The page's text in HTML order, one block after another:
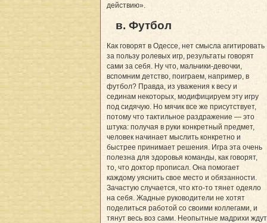
действию».
в. Футбол
Как говорят в Одессе, нет смысла агитировать
за пользу ролевых игр, результаты говорят
сами за себя. Ну что, мальчики-девочки,
вспомним детство, поиграем, например, в
футбол? Правда, из уважения к весу и
сединам некоторых, модифицируем эту игру
под сидячую. Но мячик все же присутствует,
потому что тактильное раздражение — это
штука: получая в руки конкретный предмет,
человек начинает мыслить конкретно и
быстрее принимает решения. Игра эта очень
полезна для здоровья команды, как говорят,
то, что доктор прописал. Она помогает
каждому уяснить свое место и обязанности.
Зачастую случается, что кто-то тянет одеяло
на себя. Жадные руководители не хотят
поделиться работой со своими коллегами, и
тянут весь воз сами. Неопытные мадрихи ждут